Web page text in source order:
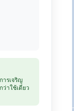
ารเจริญ
ว่าใช้เดี่ยว